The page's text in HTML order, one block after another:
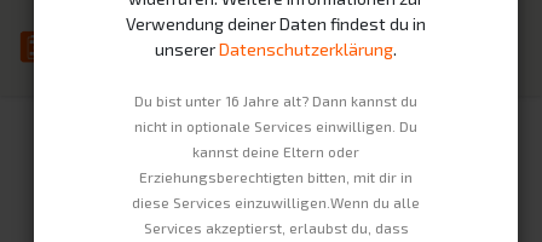
Verwendung deiner Daten findest du in
unsererDatenschutzerklärung.
Du bist unter 16 Jahre alt? Dann kannst du
nicht in optionale Services einwilligen. Du
kannst deine Eltern oder
Erziehungsberechtigten bitten, mit dir in
diese Services einzuwilligen.Wenn du alle
Services akzeptierst, erlaubst du, dass